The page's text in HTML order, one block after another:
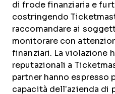
di frode finanziaria e
costringendo
raccomandare ai
monitorare con
finanziari. La violazione
reputazionali a
partner hanno espresso
capacità dell’azienda di